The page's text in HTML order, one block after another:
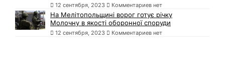
12 сентября, 2023 Комментариев нет
На Мелітопольщині ворог готує річку
Молочну в якості оборонної споруди
12 сентября, 2023 Комментариев нет